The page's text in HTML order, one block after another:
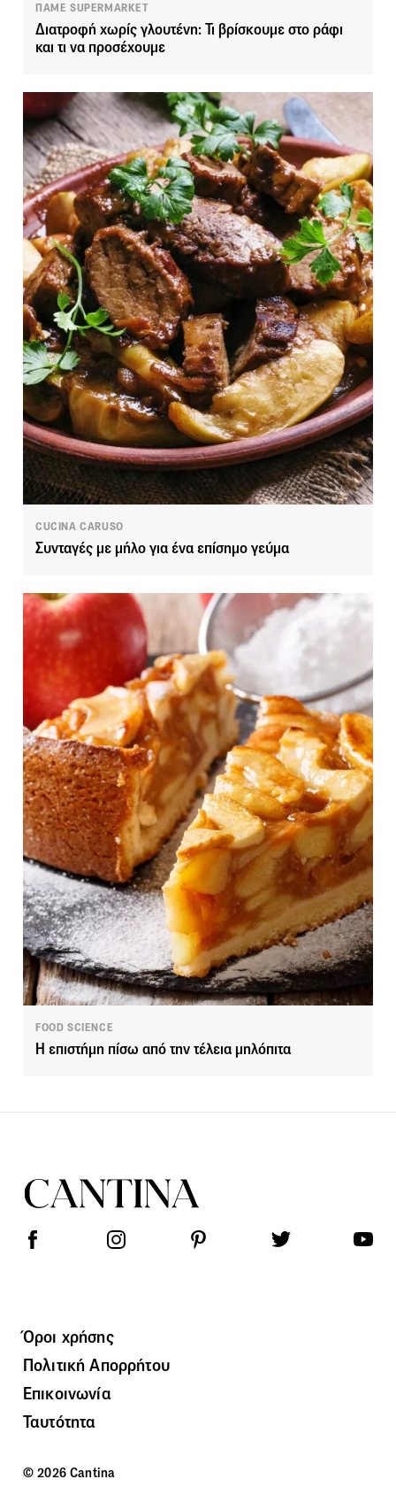
ΠΑΜΕ SUPERMARKET
Διατροφή χωρίς γλουτένη: Τι βρίσκουμε στο ράφι
και τι να προσέχουμε
CUCINA CARUSO
Συνταγές με μήλο για ένα επίσημο γεύμα
FOOD SCIENCE
Η επιστήμη πίσω από την τέλεια μηλόπιτα
Όροι χρήσης
Πολιτική Απορρήτου
Επικοινωνία
Ταυτότητα
© 2026 Cantina